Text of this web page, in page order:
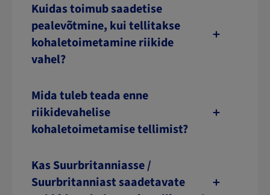
Kuidas toimub saadetise
pealevõtmine, kui tellitakse
kohaletoimetamine riikide
vahel?
Mida tuleb teada enne
riikidevahelise
kohaletoimetamise tellimist?
Kas Suurbritanniasse /
Suurbritanniast saadetavate